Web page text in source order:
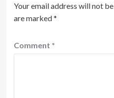
Your email address will not
are marked*
Comment *